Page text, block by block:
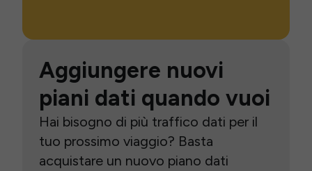
Aggiungere nuovi
piani dati quando vuoi
Hai bisogno di più traffico dati per il
tuo prossimo viaggio? Basta
acquistare un nuovo piano dati